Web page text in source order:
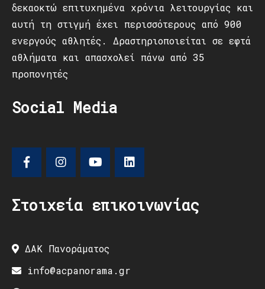
δεκαοκτώ επιτυχημένα χρόνια λειτουργίας και
αυτή τη στιγμή έχει περισσότερους από 900
ενεργούς αθλητές. Δραστηριοποιείται σε εφτά
αθλήματα και απασχολεί πάνω από 35
προπονητές
Social Media
Στοιχεία επικοινωνίας
ΔΑΚ Πανοράματος
info@acpanorama.gr